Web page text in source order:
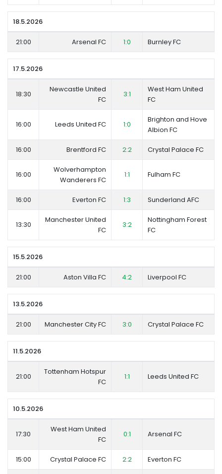
18.5.2026
21:00 Arsenal FC 1:0 Burnley FC
17.5.2026
18:30
Newcastle United
FC
3:1
West Ham United
FC
16:00 Leeds United FC 1:0
Brighton and Hove
Albion FC
16:00 Brentford FC 2:2 Crystal Palace FC
16:00
Wolverhampton
Wanderers FC
1:1 Fulham FC
16:00 Everton FC 1:3 Sunderland AFC
13:30
Manchester United
FC
3:2
Nottingham Forest
FC
15.5.2026
21:00 Aston Villa FC 4:2 Liverpool FC
13.5.2026
21:00 Manchester City FC 3:0 Crystal Palace FC
11.5.2026
21:00
Tottenham Hotspur
FC
1:1 Leeds United FC
10.5.2026
17:30
West Ham United
FC
0:1 Arsenal FC
15:00 Crystal Palace FC 2:2 Everton FC